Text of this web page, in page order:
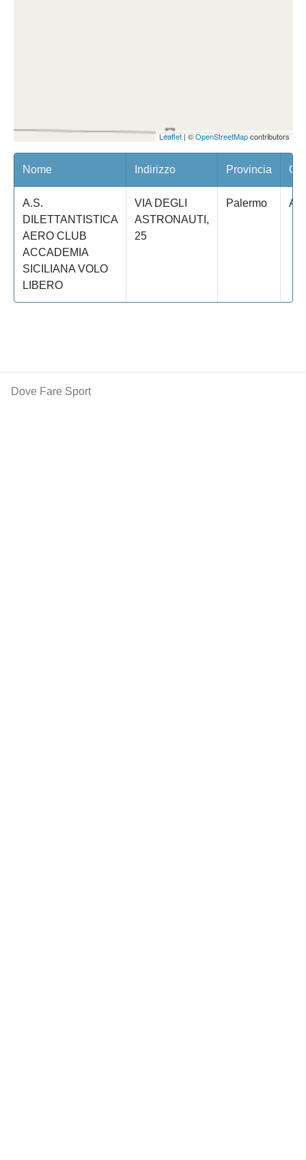
Leaflet| ©OpenStreetMapcontributors
Nome Indirizzo Provincia
A.S.
DILETTANTISTICA
AERO CLUB
ACCADEMIA
SICILIANA VOLO
LIBERO
VIA DEGLI
ASTRONAUTI,
25
Palermo
Dove Fare Sport